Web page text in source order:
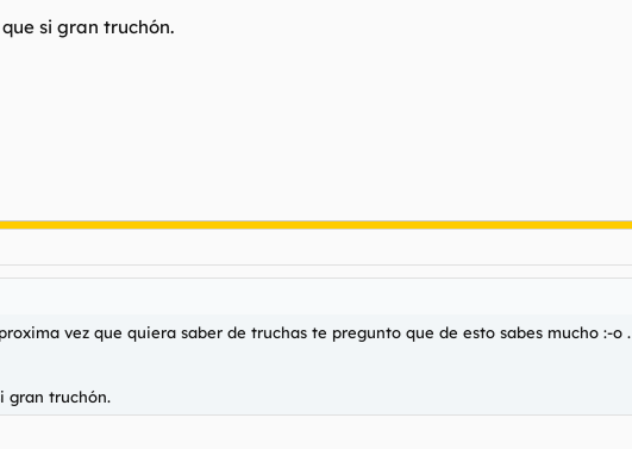
si gran truchón.
vez que quiera saber de truchas te pregunto que de esto sabes mucho :-o .
gran truchón.